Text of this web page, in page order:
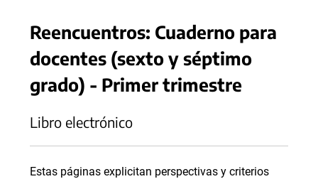
Reencuentros: Cuaderno para
docentes (sexto y séptimo
grado) - Primer trimestre
Libro electrónico
Estas páginas explicitan perspectivas y criterios